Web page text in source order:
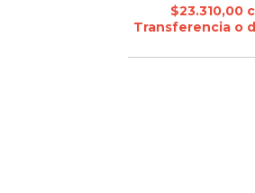
$23.310,00
Transferencia o